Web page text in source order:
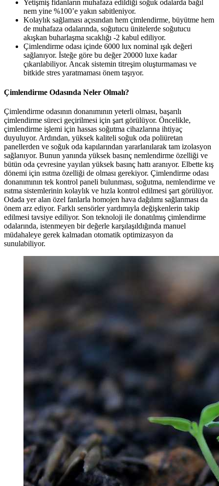
Yetişmiş fidanların muhafaza edildiği soğuk odalarda bağıl
nem yine %100’e yakın sabitleniyor.
Kolaylık sağlaması açısından hem çimlendirme, büyütme hem
de muhafaza odalarında, soğutucu ünitelerde soğutucu
akışkan buharlaşma sıcaklığı -2 kabul ediliyor.
Çimlendirme odası içinde 6000 lux nominal ışık değeri
sağlanıyor. İsteğe göre bu değer 20000 luxe kadar
çıkarılabiliyor. Ancak sistemin titreşim oluşturmaması ve
bitkide stres yaratmaması önem taşıyor.
Çimlendirme Odasında Neler Olmalı?
Çimlendirme odasının donanımının yeterli olması, başarılı
çimlendirme süreci geçirilmesi için şart görülüyor. Öncelikle,
çimlendirme işlemi için hassas soğutma cihazlarına ihtiyaç
duyuluyor. Ardından, yüksek kaliteli soğuk oda poliüretan
panellerden ve soğuk oda kapılarından yararlanılarak tam izolasyon
sağlanıyor. Bunun yanında yüksek basınç nemlendirme özelliği ve
bütün oda çevresine yayılan yüksek basınç hattı aranıyor. Elbette kış
dönemi için ısıtma özelliği de olması gerekiyor. Çimlendirme odası
donanımının tek kontrol paneli bulunması, soğutma, nemlendirme ve
ısıtma sistemlerinin kolaylık ve hızla kontrol edilmesi şart görülüyor.
Odada yer alan özel fanlarla homojen hava dağılımı sağlanması da
önem arz ediyor. Farklı sensörler yardımıyla değişkenlerin takip
edilmesi tavsiye ediliyor. Son teknoloji ile donatılmış çimlendirme
odalarında, istenmeyen bir değerle karşılaşıldığında manuel
müdahaleye gerek kalmadan otomatik optimizasyon da
sunulabiliyor.